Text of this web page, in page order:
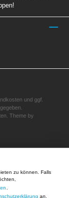
und ggf.
Theme by
zu können. Falls
an.